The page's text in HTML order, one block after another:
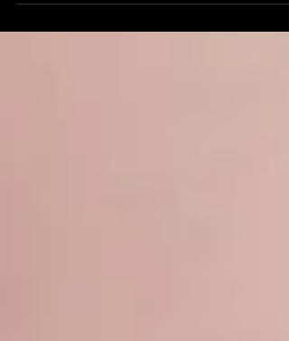
à suivre ? On vous propose de découvrir HONMONO, un
groupe émergent de la...